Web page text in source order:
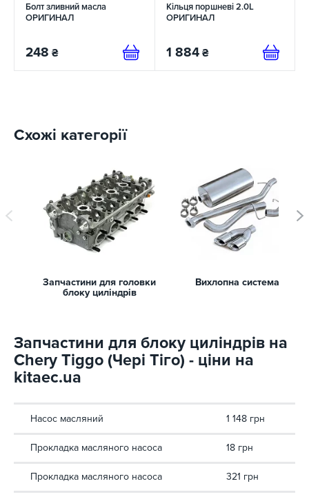
Болт зливний масла
ОРИГИНАЛ
248 ₴
Кільця поршневі 2.0L
ОРИГИНАЛ
1 884 ₴
Схожі категорії
Запчастини для головки
блоку циліндрів
Вихлопна система
Запчастини для блоку циліндрів на
Chery Tiggo (Чері Тіго) - ціни на
kitaec.ua
Насос масляний 1 148 грн
Прокладка масляного насоса 18 грн
Прокладка масляного насоса 321 грн